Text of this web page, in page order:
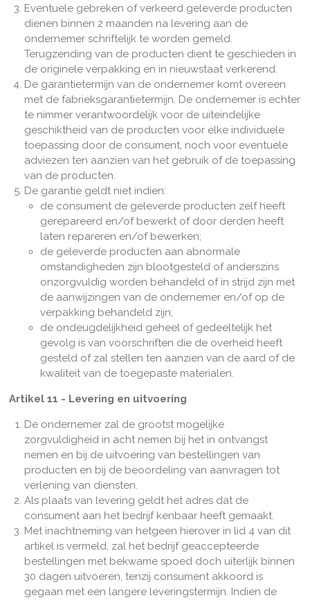
Eventuele gebreken of verkeerd geleverde producten
dienen binnen 2 maanden na levering aan de
ondernemer schriftelijk te worden gemeld.
Terugzending van de producten dient te geschieden in
de originele verpakking en in nieuwstaat verkerend.
De garantietermijn van de ondernemer komt overeen
met de fabrieksgarantietermijn. De ondernemer is echter
te nimmer verantwoordelijk voor de uiteindelijke
geschiktheid van de producten voor elke individuele
toepassing door de consument, noch voor eventuele
adviezen ten aanzien van het gebruik of de toepassing
van de producten.
De garantie geldt niet indien:
de consument de geleverde producten zelf heeft
gerepareerd en/of bewerkt of door derden heeft
laten repareren en/of bewerken;
de geleverde producten aan abnormale
omstandigheden zijn blootgesteld of anderszins
onzorgvuldig worden behandeld of in strijd zijn met
de aanwijzingen van de ondernemer en/of op de
verpakking behandeld zijn;
de ondeugdelijkheid geheel of gedeeltelijk het
gevolg is van voorschriften die de overheid heeft
gesteld of zal stellen ten aanzien van de aard of de
kwaliteit van de toegepaste materialen.
Artikel 11 - Levering en uitvoering
De ondernemer zal de grootst mogelijke
zorgvuldigheid in acht nemen bij het in ontvangst
nemen en bij de uitvoering van bestellingen van
producten en bij de beoordeling van aanvragen tot
verlening van diensten.
Als plaats van levering geldt het adres dat de
consument aan het bedrijf kenbaar heeft gemaakt.
Met inachtneming van hetgeen hierover in lid 4 van dit
artikel is vermeld, zal het bedrijf geaccepteerde
bestellingen met bekwame spoed doch uiterlijk binnen
30 dagen uitvoeren, tenzij consument akkoord is
gegaan met een langere leveringstermijn. Indien de